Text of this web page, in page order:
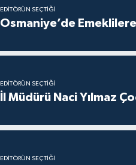
EDITÖRÜN SEÇTIĞI
Osmaniye’de
EDITÖRÜN SEÇTIĞI
İl Müdürü Naci Yılmaz
EDITÖRÜN SEÇTIĞI